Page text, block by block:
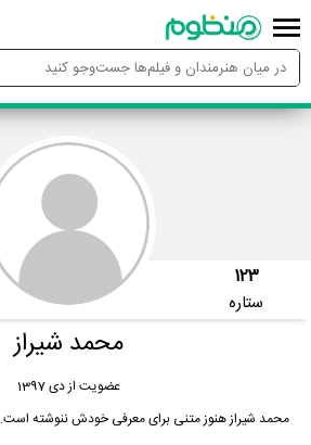
123
ستاره
محمد شیراز
عضویت از دی 1397
محمد شیراز هنوز متنی برای معرفی خودش ننوشته است.